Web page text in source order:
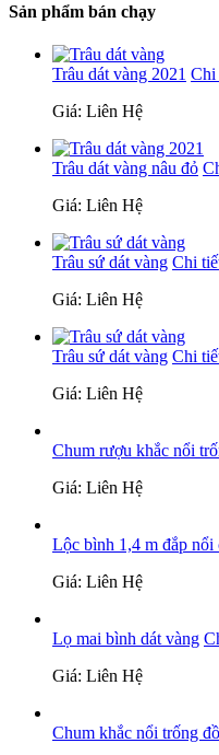
Sản phẩm bán chạy
Trâu dát vàng 2021 Chi
Giá: Liên Hệ
Trâu dát vàng nâu đỏ
Giá: Liên Hệ
Trâu sứ dát vàng Chi
Giá: Liên Hệ
Trâu sứ dát vàng Chi
Giá: Liên Hệ
Chum rượu khắc nổi
Giá: Liên Hệ
Lộc bình 1,4 m đắp nổi
Giá: Liên Hệ
Lọ mai bình dát vàng
Giá: Liên Hệ
Chum khắc nổi trống